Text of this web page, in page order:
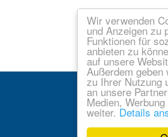
Wir verwenden
und Anzeigen zu
Funktionen für
anbieten zu
auf unsere
Außerdem
zu Ihrer Nutzung
an unsere
Medien,
weiter. Details